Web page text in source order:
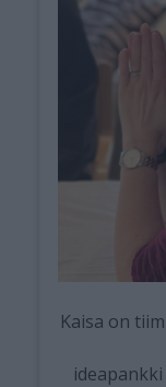
Kaisa on